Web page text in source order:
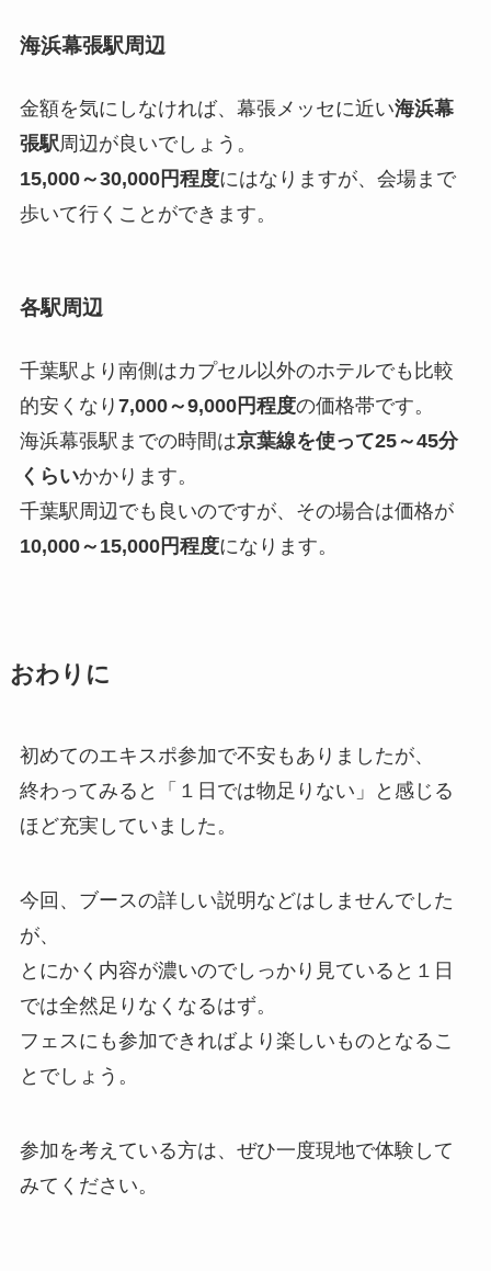
海浜幕張駅周辺
金額を気にしなければ、幕張メッセに近い海浜幕
張駅周辺が良いでしょう。
15,000～30,000円程度にはなりますが、会場まで
歩いて行くことができます。
各駅周辺
千葉駅より南側はカプセル以外のホテルでも比較
的安くなり 7,000～9,000円程度の価格帯です。
海浜幕張駅までの時間は京葉線を使って25～45分
くらいかかります。
千葉駅周辺でも良いのですが、その場合は価格が
10,000～15,000円程度になります。
おわりに
初めてのエキスポ参加で不安もありましたが、
終わってみると「１日では物足りない」と感じる
ほど充実していました。
今回、ブースの詳しい説明などはしませんでした
が、
とにかく内容が濃いのでしっかり見ていると１日
では全然足りなくなるはず。
フェスにも参加できればより楽しいものとなるこ
とでしょう。
参加を考えている方は、ぜひ一度現地で体験して
みてください。